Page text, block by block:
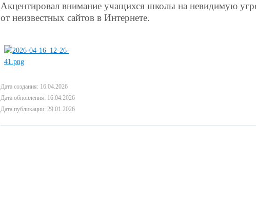
Акцентировал внимание учащихся школы на невидимую
от неизвестных сайтов в Интернете.
Дата создания: 16.04.2026
Дата обновления: 16.04.2026
Дата публикации: 29.01.2026